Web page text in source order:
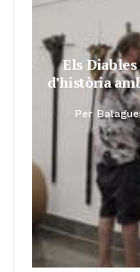
Els
d’història
Per